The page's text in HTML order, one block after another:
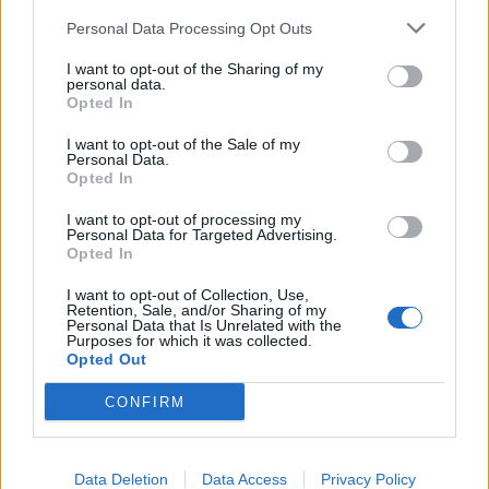
Personal Data Processing Opt Outs
I want to opt-out of the Sharing of my
personal data.
Opted In
I want to opt-out of the Sale of my
Personal Data.
Opted In
I want to opt-out of processing my
Personal Data for Targeted Advertising.
Opted In
I want to opt-out of Collection, Use,
Retention, Sale, and/or Sharing of my
Personal Data that Is Unrelated with the
Purposes for which it was collected.
Opted Out
CONFIRM
Data Deletion Data Access Privacy Policy
Esgrima
L’ampostina Daniela Pinyol amb la selecció
abril 28, 2026
DEIXA UNA RESPOSTA